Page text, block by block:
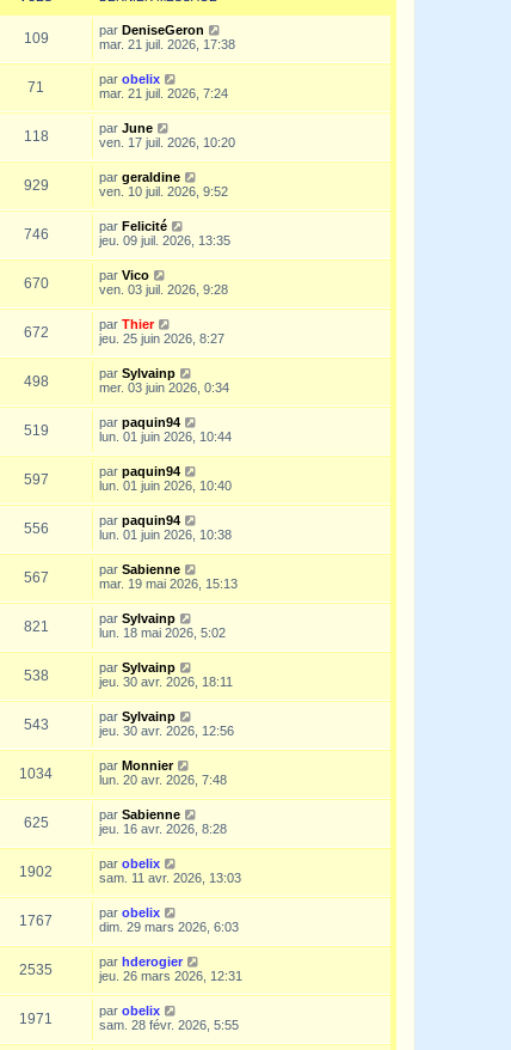
109 par DeniseGeron
mar. 21 juil. 2026, 17:38
71 par obelix
mar. 21 juil. 2026, 7:24
118 par June
ven. 17 juil. 2026, 10:20
929 par geraldine
ven. 10 juil. 2026, 9:52
746 par Felicité
jeu. 09 juil. 2026, 13:35
670 par Vico
ven. 03 juil. 2026, 9:28
672 par Thier
jeu. 25 juin 2026, 8:27
498 par Sylvainp
mer. 03 juin 2026, 0:34
519 par paquin94
lun. 01 juin 2026, 10:44
597 par paquin94
lun. 01 juin 2026, 10:40
556 par paquin94
lun. 01 juin 2026, 10:38
567 par Sabienne
mar. 19 mai 2026, 15:13
821 par Sylvainp
lun. 18 mai 2026, 5:02
538 par Sylvainp
jeu. 30 avr. 2026, 18:11
543 par Sylvainp
jeu. 30 avr. 2026, 12:56
1034 par Monnier
lun. 20 avr. 2026, 7:48
625 par Sabienne
jeu. 16 avr. 2026, 8:28
1902 par obelix
sam. 11 avr. 2026, 13:03
1767 par obelix
dim. 29 mars 2026, 6:03
2535 par hderogier
jeu. 26 mars 2026, 12:31
1971 par obelix
sam. 28 févr. 2026, 5:55